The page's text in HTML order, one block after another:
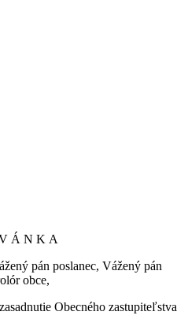
Á N K A
pán poslanec, Vážený pán
obce,
Obecného zastupiteľstva